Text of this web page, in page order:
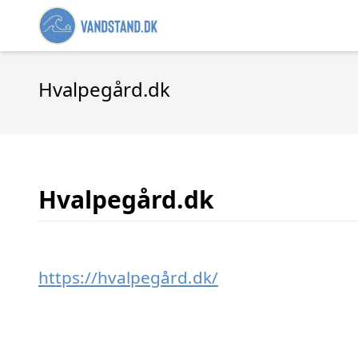
Hvalpegård.dk
Hvalpegård.dk
https://hvalpegård.dk/